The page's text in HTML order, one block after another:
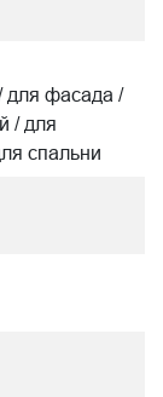
для фасада /
/ для
спальни